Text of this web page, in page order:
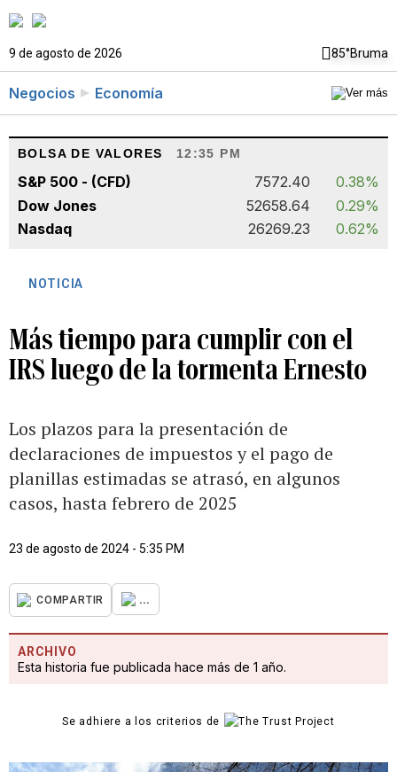
9 de agosto de 2026 85°Bruma
Negocios Economía
BOLSA DE VALORES 12:35 PM
S&P 500 - (CFD) 7572.40
0.38%
Dow Jones
52658.64
0.29%
Nasdaq
26269.23 0.62%
NOTICIA
Más tiempo para cumplir con el
IRS luego de la tormenta Ernesto
Los plazos para la presentación de
declaraciones de impuestos y el pago de
planillas estimadas se atrasó, en algunos
casos, hasta febrero de 2025
23 de agosto de 2024 - 5:35 PM
COMPARTIR ...
ARCHIVO
Esta historia fue publicada hace más de 1 año.
Se adhiere a los criterios de